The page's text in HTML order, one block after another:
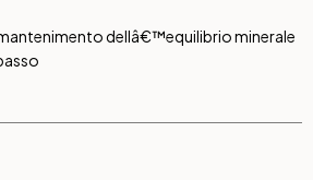
mantenimento dellâ€™equilibrio minerale